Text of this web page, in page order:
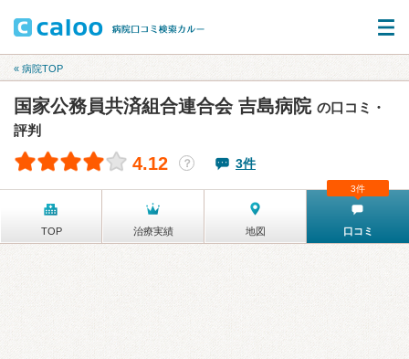
« 病院TOP
国家公務員共済組合連合会 吉島病院 の口コミ・
評判
4.12 ？ 3件
TOP 治療実績 地図 口コミ
3件